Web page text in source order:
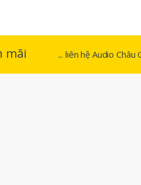
mãi ... liên hệ Audio